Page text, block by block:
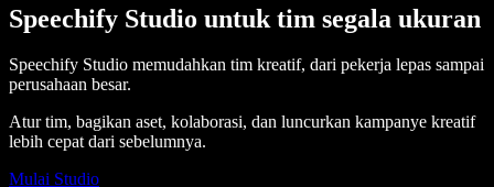
Speechify Studio untuk tim segala ukuran
Speechify Studio memudahkan tim kreatif, dari pekerja lepas sampai
perusahaan besar.
Atur tim, bagikan aset, kolaborasi, dan luncurkan kampanye kreatif
lebih cepat dari sebelumnya.
Mulai Studio